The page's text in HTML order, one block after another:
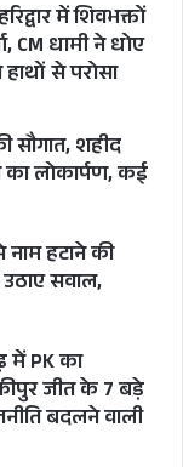
की कई सीटों
धामी को
मोदी के बाद
हिमाचल
में जिस
वोट पड़े उसने
पहुंचा दिया।
में शिवभक्तों
CM धामी ने धोए
से परोसा
सौगात, शहीद
का लोकार्पण, कई
नाम हटाने की
सवाल,
में PK का
जीत के 7 बड़े
बदलने वाली